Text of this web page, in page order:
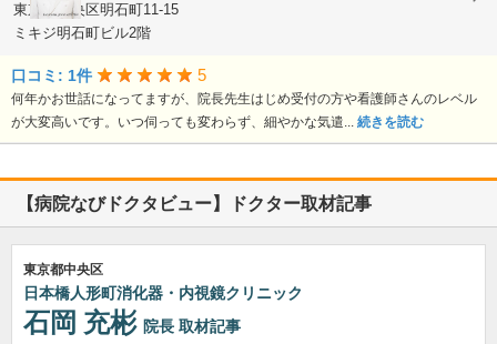
東京都中央区明石町11-15
ミキジ明石町ビル2階
口コミ: 1件 5
何年かお世話になってますが、院長先生はじめ受付の方や看護師さんのレベル
が大変高いです。いつ伺っても変わらず、細やかな気遣... 続きを読む
【病院なびドクタビュー】ドクター取材記事
東京都中央区
日本橋人形町消化器・内視鏡クリニック
石岡 充彬 院長 取材記事